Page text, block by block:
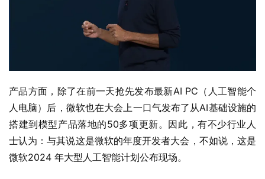
产品方面，除了在前一天抢先发布最新AI PC（人工智能个
人电脑）后，微软也在大会上一口气发布了从AI基础设施的
搭建到模型产品落地的50多项更新。因此，有不少行业人
士认为：与其说这是微软的年度开发者大会，不如说，这是
微软2024 年大型人工智能计划公布现场。